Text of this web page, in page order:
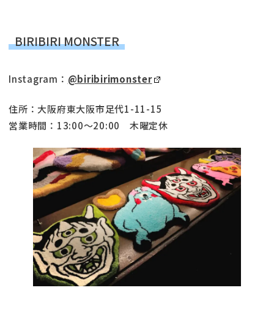
BIRIBIRI MONSTER
Instagram： @biribirimonster
住所：大阪府東大阪市足代1-11-15
営業時間：13:00～20:00 木曜定休